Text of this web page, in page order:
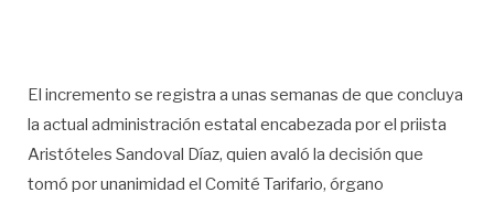
El incremento se registra a unas semanas de que concluya
la actual administración estatal encabezada por el priista
Aristóteles Sandoval Díaz, quien avaló la decisión que
tomó por unanimidad el Comité Tarifario, órgano